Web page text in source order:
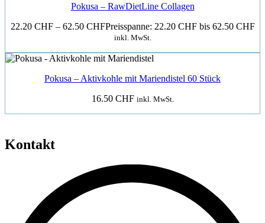
Pokusa – RawDietLine Collagen
22.20 CHF – 62.50 CHFPreisspanne: 22.20 CHF bis 62.50 CHF
inkl. MwSt.
Pokusa – Aktivkohle mit Mariendistel 60 Stück
16.50 CHF inkl. MwSt.
Kontakt